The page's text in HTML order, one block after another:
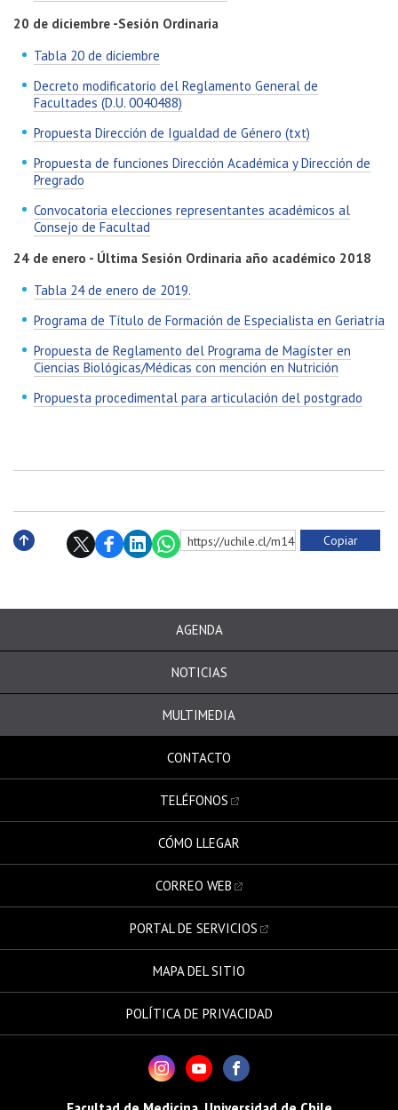
20 de diciembre -Sesión Ordinaria
Tabla 20 de diciembre
Decreto modificatorio del Reglamento General de
Facultades (D.U. 0040488)
Propuesta Dirección de Igualdad de Género (txt)
Propuesta de funciones Dirección Académica y Dirección de
Pregrado
Convocatoria elecciones representantes académicos al
Consejo de Facultad
24 de enero - Última Sesión Ordinaria año académico 2018
Tabla 24 de enero de 2019.
Programa de Título de Formación de Especialista en Geriatría
Propuesta de Reglamento del Programa de Magíster en
Ciencias Biológicas/Médicas con mención en Nutrición
Propuesta procedimental para articulación del postgrado
https://uchile.cl/m140761 Copiar
AGENDA
NOTICIAS
MULTIMEDIA
CONTACTO
TELÉFONOS
CÓMO LLEGAR
CORREO WEB
PORTAL DE SERVICIOS
MAPA DEL SITIO
POLÍTICA DE PRIVACIDAD